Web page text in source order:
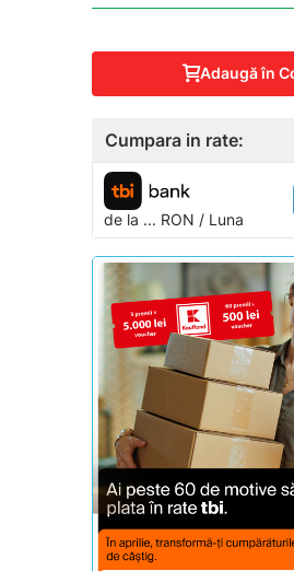
Adaugă în
Cumpara in rate:
de la ... RON / Luna